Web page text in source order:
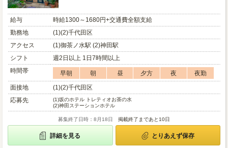
給与
時給1300～1680円+交通費全額支給
勤務地
(1)(2)千代田区
アクセス
(1)御茶ノ水駅 (2)神田駅
シフト
週2日以上 1日7時間以上
時間帯
早朝 朝 昼 夕方 夜
夜勤
面接地
(1)(2)千代田区
応募先
(1)坂のホテル トレティオお茶の水
(2)神田ステーションホテル
募集終了日時：8月18日 掲載終了まであと10日
詳細を見る とりあえず保存